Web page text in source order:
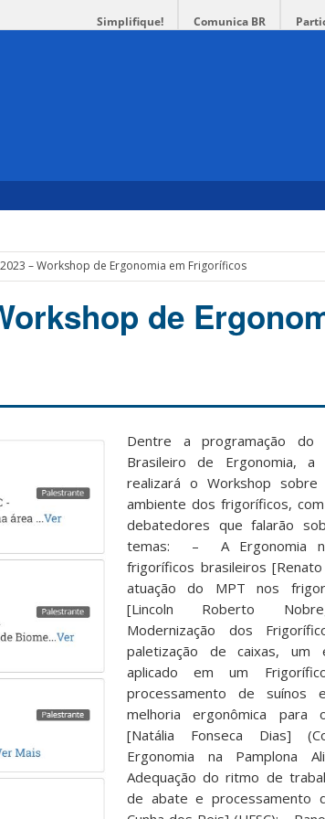
Simplifique! Comunica BR
2023 – Workshop de Ergonomia em Frigoríficos
de
Dentre a programação do
Brasileiro de Ergonomia, a
realizará o Workshop
ambiente dos frigoríficos,
debatedores que falarão
temas: – A Ergonomia
frigoríficos brasileiros
atuação do MPT nos
[Lincoln Roberto
Modernização dos
paletização de caixas, um
aplicado em um
processamento de
melhoria ergonômica para
[Natália Fonseca Dias]
Ergonomia na Pamplona
Adequação do ritmo de
de abate e processamento